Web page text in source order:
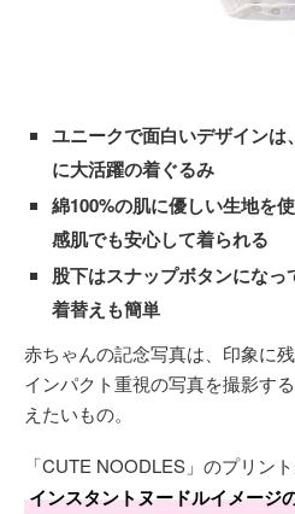
ユニークで面白いデザイン
に大活躍の着ぐるみ
綿100%の肌に優しい生地を
感肌でも安心して着られる
股下はスナップボタンにな
着替えも簡単
赤ちゃんの記念写真は、印象に
インパクト重視の写真を撮影す
えたいもの。
「CUTE NOODLES」のプリン
インスタントヌードルイメージ